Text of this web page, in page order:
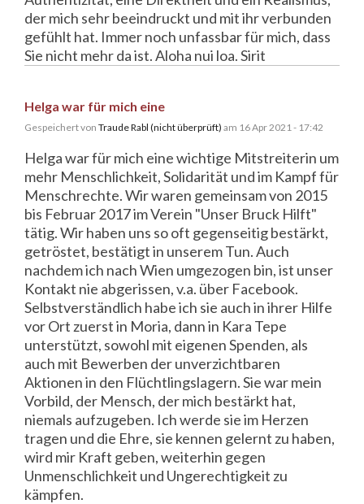
der mich sehr beeindruckt und mit ihr verbunden
gefühlt hat. Immer noch unfassbar für mich, dass
Sie nicht mehr da ist. Aloha nui loa. Sirit
Helga war für mich eine
Gespeichert von Traude Rabl (nicht überprüft) am 16 Apr 2021 - 17:42
Helga war für mich eine wichtige Mitstreiterin um
mehr Menschlichkeit, Solidarität und im Kampf für
Menschrechte. Wir waren gemeinsam von 2015
bis Februar 2017 im Verein "Unser Bruck Hilft"
tätig. Wir haben uns so oft gegenseitig bestärkt,
getröstet, bestätigt in unserem Tun. Auch
nachdem ich nach Wien umgezogen bin, ist unser
Kontakt nie abgerissen, v.a. über Facebook.
Selbstverständlich habe ich sie auch in ihrer Hilfe
vor Ort zuerst in Moria, dann in Kara Tepe
unterstützt, sowohl mit eigenen Spenden, als
auch mit Bewerben der unverzichtbaren
Aktionen in den Flüchtlingslagern. Sie war mein
Vorbild, der Mensch, der mich bestärkt hat,
niemals aufzugeben. Ich werde sie im Herzen
tragen und die Ehre, sie kennen gelernt zu haben,
wird mir Kraft geben, weiterhin gegen
Unmenschlichkeit und Ungerechtigkeit zu
kämpfen.